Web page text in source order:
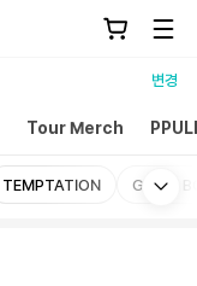
변경
Tour Merch
TEMPTATION GOOD